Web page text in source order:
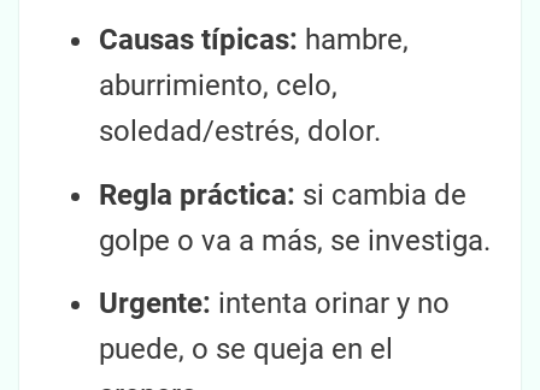
Causas típicas: hambre,
aburrimiento, celo,
soledad/estrés, dolor.
Regla práctica: si cambia de
golpe o va a más, se investiga.
Urgente: intenta orinar y no
puede, o se queja en el